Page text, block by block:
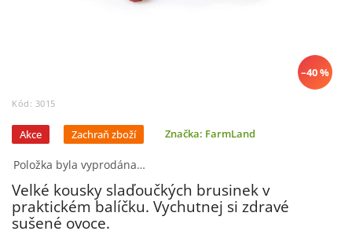
–40 %
Kód: 3015
Akce Zachraň zboží Značka: FarmLand
Položka byla vyprodána…
Velké kousky slaďoučkých brusinek v
praktickém balíčku. Vychutnej si zdravé
sušené ovoce.